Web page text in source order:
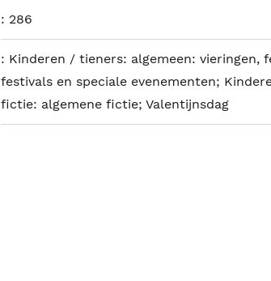
: 286
: Kinderen / tieners: algemeen: vieringen,
festivals en speciale evenementen;
fictie: algemene fictie; Valentijnsdag